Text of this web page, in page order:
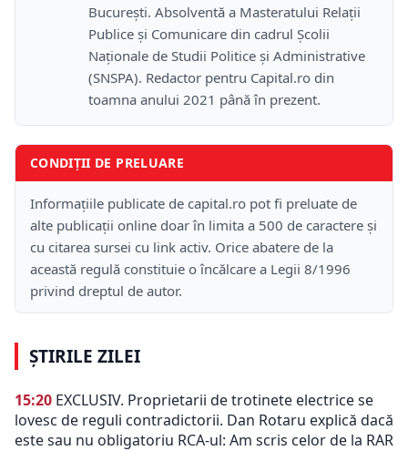
București. Absolventă a Masteratului Relații
Publice și Comunicare din cadrul Școlii
Naţionale de Studii Politice și Administrative
(SNSPA). Redactor pentru Capital.ro din
toamna anului 2021 până în prezent.
CONDIȚII DE PRELUARE
Informațiile publicate de capital.ro pot fi preluate de
alte publicații online doar în limita a 500 de caractere și
cu citarea sursei cu link activ. Orice abatere de la
această regulă constituie o încălcare a Legii 8/1996
privind dreptul de autor.
ȘTIRILE ZILEI
15:20 EXCLUSIV. Proprietarii de trotinete electrice se
lovesc de reguli contradictorii. Dan Rotaru explică dacă
este sau nu obligatoriu RCA-ul: Am scris celor de la RAR